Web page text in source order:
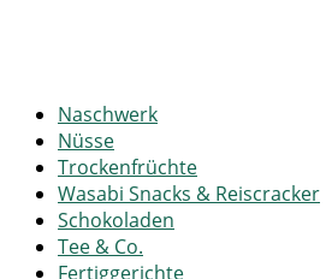
Naschwerk
Nüsse
Trockenfrüchte
Wasabi Snacks & Reiscracker
Schokoladen
Tee & Co.
Fertiggerichte